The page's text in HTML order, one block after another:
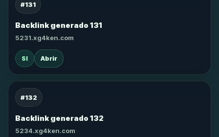
#131
Backlink generado 131
5231.xg4ken.com
SI Abrir
#132
Backlink generado 132
5234.xg4ken.com